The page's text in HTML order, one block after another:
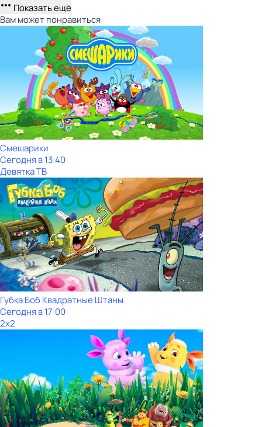
Показать ещё
Вам может понравиться
Смешарики
Сегодня в 13:40
Девятка ТВ
Губка Боб Квадратные Штаны
Сегодня в 17:00
2x2